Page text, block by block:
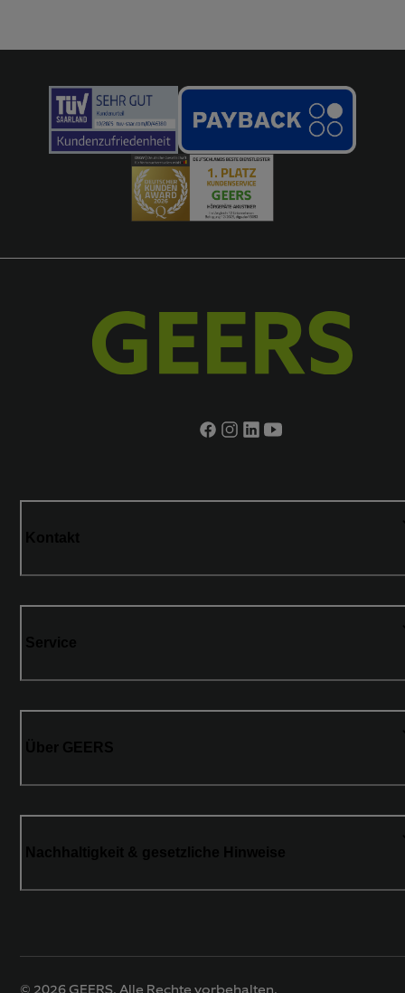
© 2026 GEERS. Alle Rechte vorbehalten.